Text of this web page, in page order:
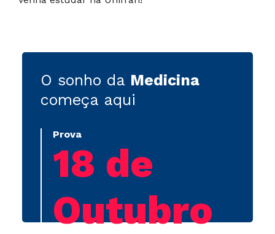
O sonho da Medicina
começa aqui
Prova
18 de
Outubro